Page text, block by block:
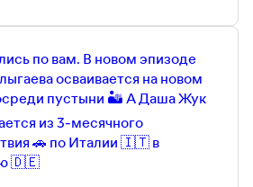
jivi_horosho/
много полезного) —
—
daria_beatle
Жук —https://t.me/dashabeatle
по вам. В новом эпизоде
осваивается на новом
пустыни 🏜 А Даша Жук
из 3-месячного
🚗 по Италии 🇮🇹 в
🇩🇪